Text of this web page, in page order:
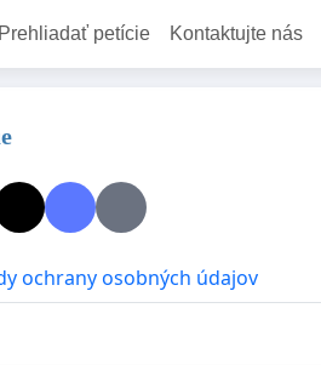
Prehliadať petície Kontaktujte nás
ochrany osobných údajov